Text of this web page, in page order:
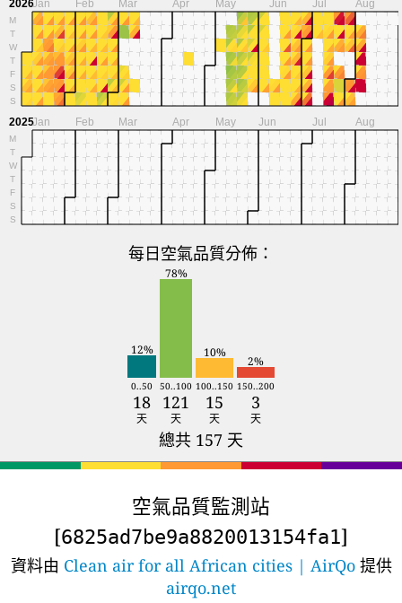
2026
M
T
W
T
F
S
S
Jan Feb Mar Apr May Jun Jul Aug
2025
M
T
W
T
F
S
S
Jan Feb Mar Apr May Jun Jul Aug
每日空氣品質分佈：
12%
78%
10%
2%
0..50 50..100 100..150 150..200
18 121 15 3
天 天 天 天
總共 157 天
空氣品質監測站
[6825ad7be9a8820013154fa1]
資料由 Clean air for all African cities | AirQo提供
airqo.net